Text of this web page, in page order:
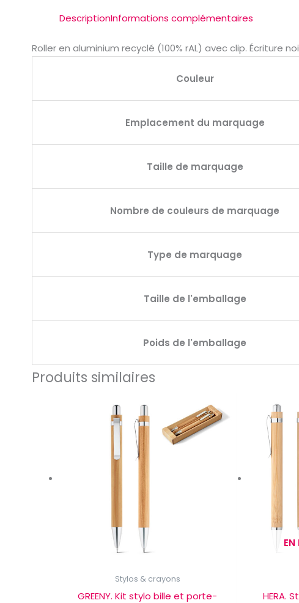
DescriptionInformations complémentaires
Roller en aluminium recyclé (100% rAL) avec clip. Écriture
Couleur
Emplacement du marquage
Taille de marquage
Nombre de couleurs de marquage
Type de marquage
Taille de l'emballage
Poids de l'emballage
Produits similaires
Stylos & crayons
GREENY. Kit stylo bille et porte-
EN
HERA.